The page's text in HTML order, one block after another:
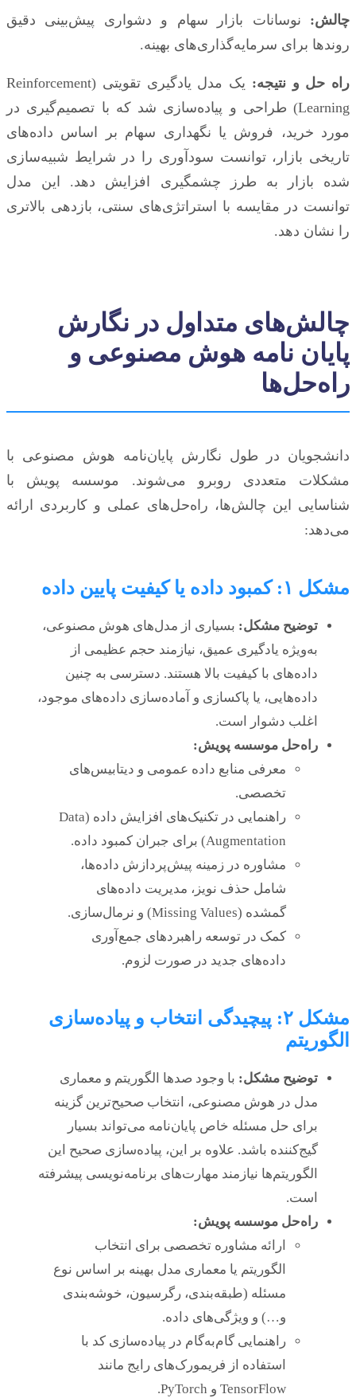
چالش: نوسانات بازار سهام و دشواری پیش‌بینی دقیق
روندها برای سرمایه‌گذاری‌های بهینه.
راه حل و نتیجه:
یک مدل یادگیری تقویتی (Reinforcement
Learning) طراحی و پیاده‌سازی شد که با تصمیم‌گیری در
مورد خرید، فروش یا نگهداری سهام بر اساس داده‌های
تاریخی بازار، توانست سودآوری را در شرایط شبیه‌سازی
شده بازار به طرز چشمگیری افزایش دهد. این مدل
توانست در مقایسه با استراتژی‌های سنتی، بازدهی بالاتری
را نشان دهد.
چالش‌های متداول در نگارش
پایان نامه هوش مصنوعی و
راه‌حل‌ها
دانشجویان در طول نگارش پایان‌نامه هوش مصنوعی با
مشکلات متعددی روبرو می‌شوند. موسسه پویش با
شناسایی این چالش‌ها، راه‌حل‌های عملی و کاربردی ارائه
می‌دهد:
مشکل ۱: کمبود داده یا کیفیت پایین داده
توضیح مشکل: بسیاری از مدل‌های هوش مصنوعی،
به‌ویژه یادگیری عمیق، نیازمند حجم عظیمی از
داده‌های با کیفیت بالا هستند. دسترسی به چنین
داده‌هایی، یا پاکسازی و آماده‌سازی داده‌های موجود،
اغلب دشوار است.
راه‌حل موسسه پویش:
معرفی منابع داده عمومی و دیتابیس‌های
تخصصی.
راهنمایی در تکنیک‌های افزایش داده (Data
Augmentation) برای جبران کمبود داده.
مشاوره در زمینه پیش‌پردازش داده‌ها،
شامل حذف نویز، مدیریت داده‌های
گمشده (Missing Values) و نرمال‌سازی.
کمک در توسعه راهبردهای جمع‌آوری
داده‌های جدید در صورت لزوم.
مشکل ۲: پیچیدگی انتخاب و پیاده‌سازی
الگوریتم
توضیح مشکل: با وجود صدها الگوریتم و معماری
مدل در هوش مصنوعی، انتخاب صحیح‌ترین گزینه
برای حل مسئله خاص پایان‌نامه می‌تواند بسیار
گیج‌کننده باشد. علاوه بر این، پیاده‌سازی صحیح این
الگوریتم‌ها نیازمند مهارت‌های برنامه‌نویسی پیشرفته
است.
راه‌حل موسسه پویش:
ارائه مشاوره تخصصی برای انتخاب
الگوریتم یا معماری مدل بهینه بر اساس نوع
مسئله (طبقه‌بندی، رگرسیون، خوشه‌بندی
و…) و ویژگی‌های داده.
راهنمایی گام‌به‌گام در پیاده‌سازی کد با
استفاده از فریمورک‌های رایج مانند
TensorFlow و PyTorch.